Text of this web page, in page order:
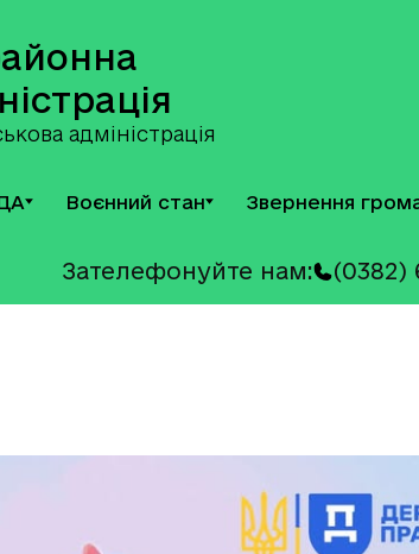
адміністрація
Воєнний стан Звернення
Зателефонуйте нам: (0382)